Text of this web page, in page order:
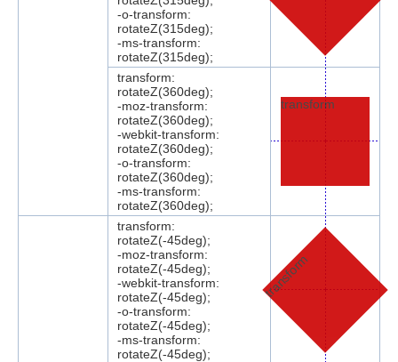
-o-transform:
rotateZ(315deg);
-ms-transform:
rotateZ(315deg);
transform:
rotateZ(360deg);
-moz-transform:
rotateZ(360deg);
-webkit-transform:
rotateZ(360deg);
-o-transform:
rotateZ(360deg);
-ms-transform:
rotateZ(360deg);
transform
transform:
rotateZ(-45deg);
-moz-transform:
rotateZ(-45deg);
-webkit-transform:
rotateZ(-45deg);
-o-transform:
rotateZ(-45deg);
-ms-transform:
rotateZ(-45deg);
transform